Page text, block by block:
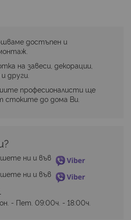
достъпен и
на завеси, декорации,
други.
професионалисти ще
стоките до дома Ви.
ни и във
ни и във
- Пет. 09:00ч. - 18:00ч.